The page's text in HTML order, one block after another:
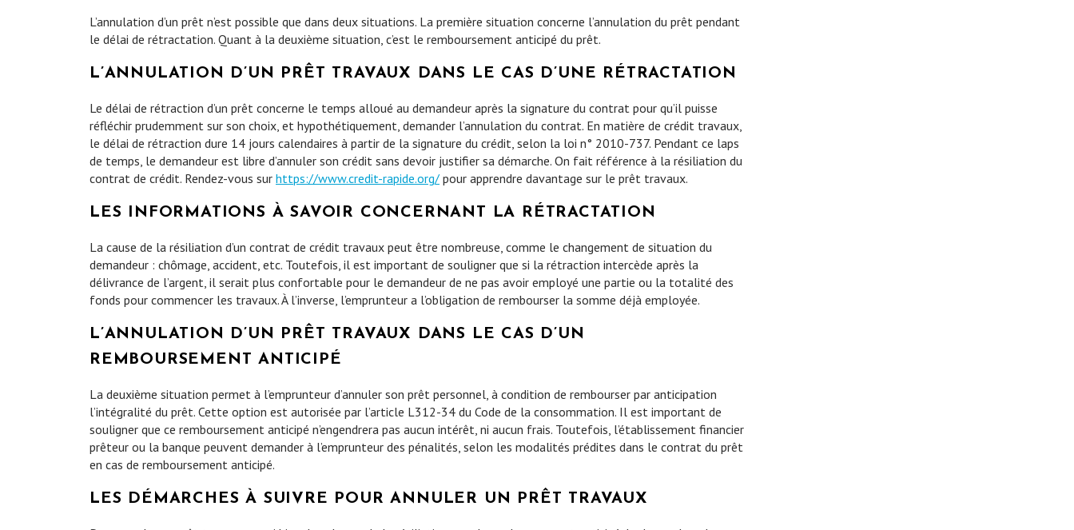
L’annulation d’un prêt n’est possible que dans deux situations. La première situation concerne l’annulation du prêt pendant
le délai de rétractation. Quant à la deuxième situation, c’est le remboursement anticipé du prêt.
L’ANNULATION D’UN PRÊT TRAVAUX DANS LE CAS D’UNE RÉTRACTATION
Le délai de rétraction d’un prêt concerne le temps alloué au demandeur après la signature du contrat pour qu’il puisse
réfléchir prudemment sur son choix, et hypothétiquement, demander l’annulation du contrat. En matière de crédit travaux,
le délai de rétraction dure 14 jours calendaires à partir de la signature du crédit, selon la loi n° 2010-737. Pendant ce laps
de temps, le demandeur est libre d’annuler son crédit sans devoir justifier sa démarche. On fait référence à la résiliation du
contrat de crédit. Rendez-vous sur https://www.credit-rapide.org/ pour apprendre davantage sur le prêt travaux.
LES INFORMATIONS À SAVOIR CONCERNANT LA RÉTRACTATION
La cause de la résiliation d’un contrat de crédit travaux peut être nombreuse, comme le changement de situation du
demandeur : chômage, accident, etc. Toutefois, il est important de souligner que si la rétraction intercède après la
délivrance de l’argent, il serait plus confortable pour le demandeur de ne pas avoir employé une partie ou la totalité des
fonds pour commencer les travaux. À l’inverse, l’emprunteur a l’obligation de rembourser la somme déjà employée.
L’ANNULATION D’UN PRÊT TRAVAUX DANS LE CAS D’UN
REMBOURSEMENT ANTICIPÉ
La deuxième situation permet à l’emprunteur d’annuler son prêt personnel, à condition de rembourser par anticipation
l’intégralité du prêt. Cette option est autorisée par l’article L312-34 du Code de la consommation. Il est important de
souligner que ce remboursement anticipé n’engendrera pas aucun intérêt, ni aucun frais. Toutefois, l’établissement financier
prêteur ou la banque peuvent demander à l’emprunteur des pénalités, selon les modalités prédites dans le contrat du prêt
en cas de remboursement anticipé.
LES DÉMARCHES À SUIVRE POUR ANNULER UN PRÊT TRAVAUX